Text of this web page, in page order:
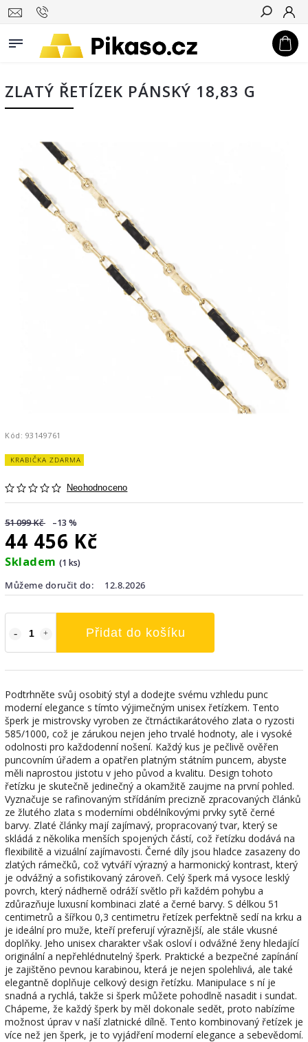
Hledat
ZLATÝ ŘETÍZEK PÁNSKÝ 18,83 G
Kód: 93149761
KRABIČKA ZDARMA
Neohodnoceno
51 099 Kč –13 %
44 456 Kč
Skladem (1 ks)
Můžeme doručit do:
12.8.2026
Přidat do košíku
Podtrhněte svůj osobitý styl a dodejte svému vzhledu punc
moderní elegance s tímto výjimečným unisex řetízkem. Tento
šperk je mistrovsky vyroben ze čtrnáctikarátového zlata o ryzosti
585/1000, což je zárukou nejen jeho trvalé hodnoty, ale i vysoké
odolnosti pro každodenní nošení. Každý kus je pečlivě ověřen
puncovním úřadem a opatřen platným státním puncem, abyste
měli naprostou jistotu v jeho původ a kvalitu. Design tohoto
řetízku je skutečně jedinečný a okamžitě zaujme na první pohled.
Vyznačuje se rafinovaným střídáním precizně zpracovaných článků
ze žlutého zlata s moderními obdélníkovými prvky sytě černé
barvy. Zlaté články mají zajímavý, propracovaný tvar, který se
skládá z několika menších spojených částí, což řetízku dodává na
flexibilitě a vizuální zajímavosti. Černé díly jsou hladce zasazeny do
zlatých rámečků, což vytváří výrazný a harmonický kontrast, který
je odvážný a sofistikovaný zároveň. Celý šperk má vysoce lesklý
povrch, který nádherně odráží světlo při každém pohybu a
zdůrazňuje luxusní kombinaci zlaté a černé barvy. S délkou 51
centimetrů a šířkou 0,3 centimetru řetízek perfektně sedí na krku a
je ideální pro muže, kteří preferují výraznější, ale stále vkusné
doplňky. Jeho unisex charakter však osloví i odvážné ženy hledající
originální a nepřehlédnutelný šperk. Praktické a bezpečné zapínání
je zajištěno pevnou karabinou, která je nejen spolehlivá, ale také
elegantně doplňuje celkový design řetízku. Manipulace s ní je
snadná a rychlá, takže si šperk můžete pohodlně nasadit i sundat.
Chápeme, že každý šperk by měl dokonale sedět, proto nabízíme
možnost úprav v naší zlatnické dílně. Tento kombinovaný řetízek je
více než jen šperk, je to vyjádření moderní elegance a sebevědomí.